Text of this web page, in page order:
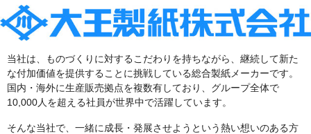
当社は、ものづくりに対するこだわりを持ちながら、継続して新た
な付加価値を提供することに挑戦している総合製紙メーカーです。
国内・海外に生産販売拠点を複数有しており、グループ全体で
10,000人を超える社員が世界中で活躍しています。
そんな当社で、一緒に成長・発展させようという熱い想いのある方